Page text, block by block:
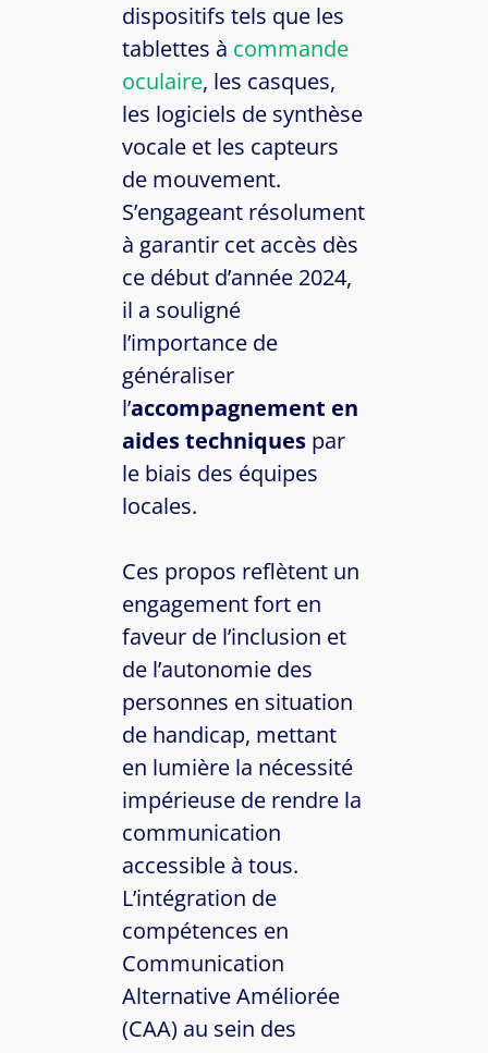
dispositifs tels que les
tablettes à commande
oculaire, les casques,
les logiciels de synthèse
vocale et les capteurs
de mouvement.
S’engageant résolument
à garantir cet accès dès
ce début d’année 2024,
il a souligné
l’importance de
généraliser
l’accompagnement en
aides techniques par
le biais des équipes
locales.
Ces propos reflètent un
engagement fort en
faveur de l’inclusion et
de l’autonomie des
personnes en situation
de handicap, mettant
en lumière la nécessité
impérieuse de rendre la
communication
accessible à tous.
L’intégration de
compétences en
Communication
Alternative Améliorée
(CAA) au sein des